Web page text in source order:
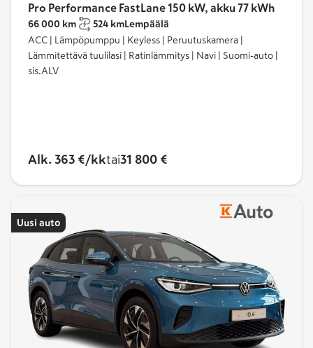
Pro Performance FastLane 150 kW, akku 77 kWh
66 000 km 524 km Lempäälä
ACC | Lämpöpumppu | Keyless | Peruutuskamera |
Lämmitettävä tuulilasi | Ratinlämmitys | Navi | Suomi-auto |
sis.ALV
Alk. 363 €/kktai31 800 €
Uusi auto